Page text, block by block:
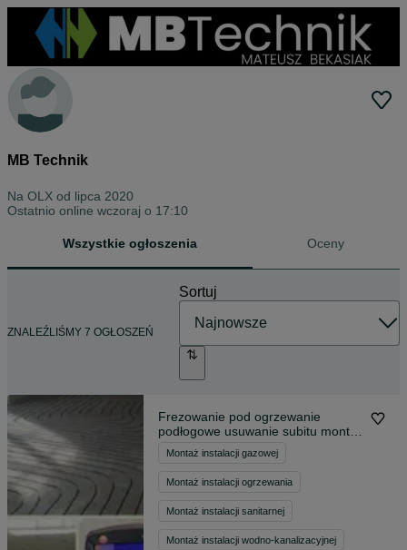
MB Technik
Na OLX od lipca 2020
Ostatnio online wczoraj o 17:10
Wszystkie ogłoszenia Oceny
ZNALEŹLIŚMY 7 OGŁOSZEŃ
Sortuj
Frezowanie pod ogrzewanie
podłogowe usuwanie subitu montaż
pomp ciepła Panasonic Atlantic
kotłów pellet gazowych plukanie
instalacji ukladanie styro
Montaż instalacji gazowej
Montaż instalacji ogrzewania
Montaż instalacji sanitarnej
Montaż instalacji wodno-kanalizacyjnej